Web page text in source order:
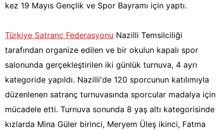
kez 19 Mayıs Gençlik ve Spor Bayramı için yaptı.
Türkiye Satranç Federasyonu Nazilli Temsilciliği
tarafından organize edilen ve bir okulun kapalı spor
salonunda gerçekleştirilen iki günlük turnuva, 4 ayrı
kategoride yapıldı. Nazilli'de 120 sporcunun katılımıyla
düzenlenen satranç turnuvasında sporcular madalya için
mücadele etti. Turnuva sonunda 8 yaş altı kategorisinde
kızlarda Mina Güler birinci, Meryem Üleş ikinci, Fatma